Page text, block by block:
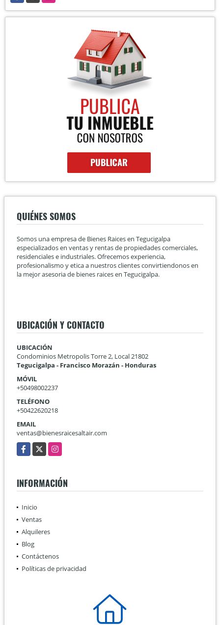
QUIÉNES SOMOS
Somos una empresa de Bienes Raices en Tegucigalpa
especializados en ventas y rentas de propiedades comerciales,
residenciales e industriales. Ofrecemos experiencia,
profesionalismo y etica a nuestros clientes convirtiendonos en
la mejor asesoria de bienes raices en Tegucigalpa.
UBICACIÓN Y CONTACTO
UBICACIÓN
Condominios Metropolis Torre 2, Local 21802
Tegucigalpa - Francisco Morazán - Honduras
MÓVIL
+50498002237
TELÉFONO
+50422620218
EMAIL
ventas@bienesraicesaltair.com
Facebook
X Instagram
INFORMACIÓN
Inicio
Ventas
Alquileres
Blog
Contáctenos
Políticas de privacidad